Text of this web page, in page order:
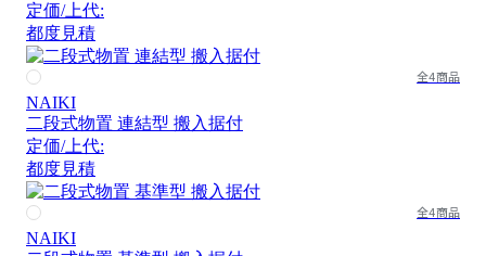
定価/上代:
都度見積
全4商品
NAIKI
二段式物置 連結型 搬入据付
定価/上代:
都度見積
全4商品
NAIKI